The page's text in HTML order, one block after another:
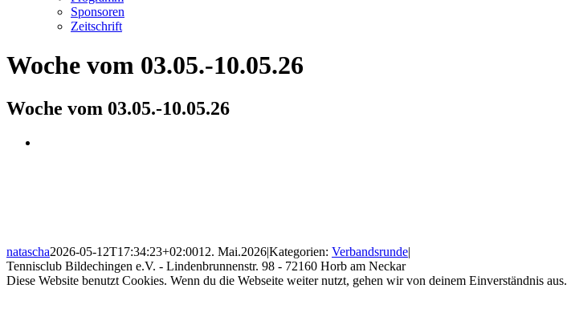
Sponsoren
Zeitschrift
Woche vom 03.05.-10.05.26
Woche vom 03.05.-10.05.26
natascha2026-05-12T17:34:23+02:0012. Mai.2026|Kategorien: Verbandsrunde|
Tennisclub Bildechingen e.V. - Lindenbrunnenstr. 98 - 72160 Horb am Neckar
Toggle
Diese Website benutzt Cookies. Wenn du die Webseite weiter nutzt, gehen wir von deinem Einverständnis aus.